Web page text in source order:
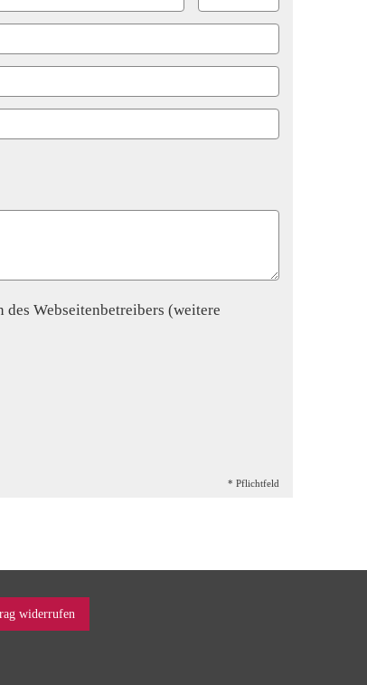
Webseitenbetreibers (weitere
* Pflichtfeld
widerrufen